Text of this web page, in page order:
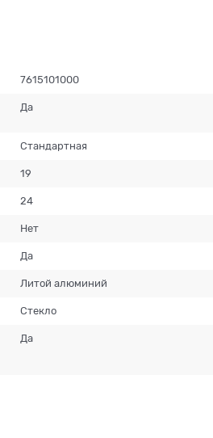
7615101000
Да
Стандартная
19
24
Нет
Да
Литой алюминий
Стекло
Да